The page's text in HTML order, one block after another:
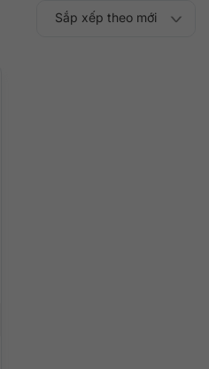
Sắp xếp theo
Sắp xếp theo mới